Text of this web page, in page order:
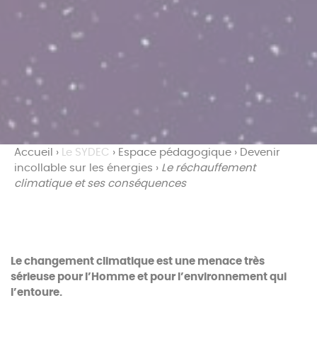
Accueil › Le SYDEC › Espace pédagogique › Devenir
incollable sur les énergies › Le réchauffement
climatique et ses conséquences
Le changement climatique est une menace très
sérieuse pour l’Homme et pour l’environnement qui
l’entoure.